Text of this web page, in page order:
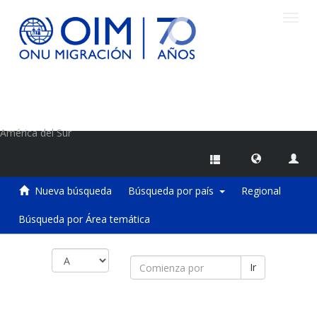
América del Sur
Nueva búsqueda Búsqueda por país Regional
Búsqueda por Área temática
Ir